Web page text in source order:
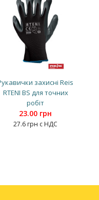
захисні Reis
RTENI BS для точних
робіт
23.00 грн
27.6 грн с НДС